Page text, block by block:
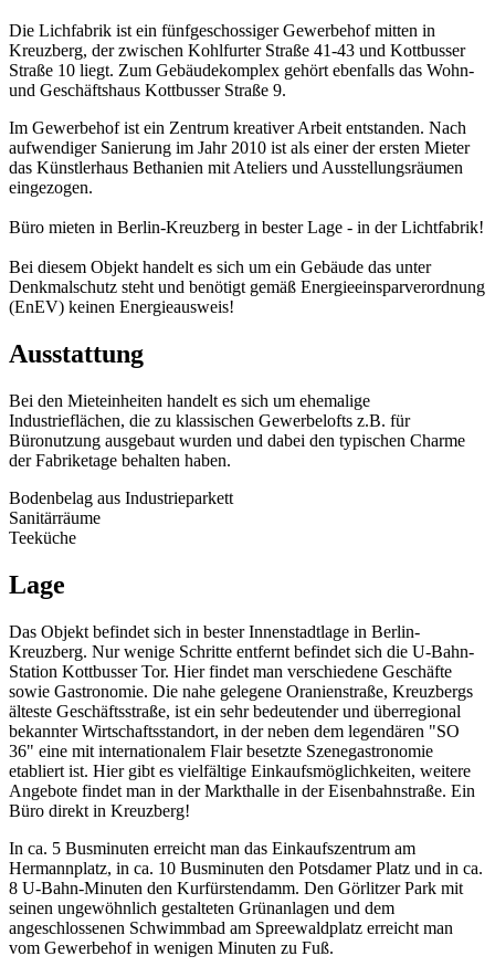
Die Lichfabrik ist ein fünfgeschossiger Gewerbehof mitten in
Kreuzberg, der zwischen Kohlfurter Straße 41-43 und Kottbusser
Straße 10 liegt. Zum Gebäudekomplex gehört ebenfalls das Wohn-
und Geschäftshaus Kottbusser Straße 9.
Im Gewerbehof ist ein Zentrum kreativer Arbeit entstanden. Nach
aufwendiger Sanierung im Jahr 2010 ist als einer der ersten Mieter
das Künstlerhaus Bethanien mit Ateliers und Ausstellungsräumen
eingezogen.
Büro mieten in Berlin-Kreuzberg in bester Lage - in der Lichtfabrik!
Bei diesem Objekt handelt es sich um ein Gebäude das unter
Denkmalschutz steht und benötigt gemäß Energieeinsparverordnung
(EnEV) keinen Energieausweis!
Ausstattung
Bei den Mieteinheiten handelt es sich um ehemalige
Industrieflächen, die zu klassischen Gewerbelofts z.B. für
Büronutzung ausgebaut wurden und dabei den typischen Charme
der Fabriketage behalten haben.
Bodenbelag aus Industrieparkett
Sanitärräume
Teeküche
Lage
Das Objekt befindet sich in bester Innenstadtlage in Berlin-
Kreuzberg. Nur wenige Schritte entfernt befindet sich die U-Bahn-
Station Kottbusser Tor. Hier findet man verschiedene Geschäfte
sowie Gastronomie. Die nahe gelegene Oranienstraße, Kreuzbergs
älteste Geschäftsstraße, ist ein sehr bedeutender und überregional
bekannter Wirtschaftsstandort, in der neben dem legendären "SO
36" eine mit internationalem Flair besetzte Szenegastronomie
etabliert ist. Hier gibt es vielfältige Einkaufsmöglichkeiten, weitere
Angebote findet man in der Markthalle in der Eisenbahnstraße. Ein
Büro direkt in Kreuzberg!
In ca. 5 Busminuten erreicht man das Einkaufszentrum am
Hermannplatz, in ca. 10 Busminuten den Potsdamer Platz und in ca.
8 U-Bahn-Minuten den Kurfürstendamm. Den Görlitzer Park mit
seinen ungewöhnlich gestalteten Grünanlagen und dem
angeschlossenen Schwimmbad am Spreewaldplatz erreicht man
vom Gewerbehof in wenigen Minuten zu Fuß.